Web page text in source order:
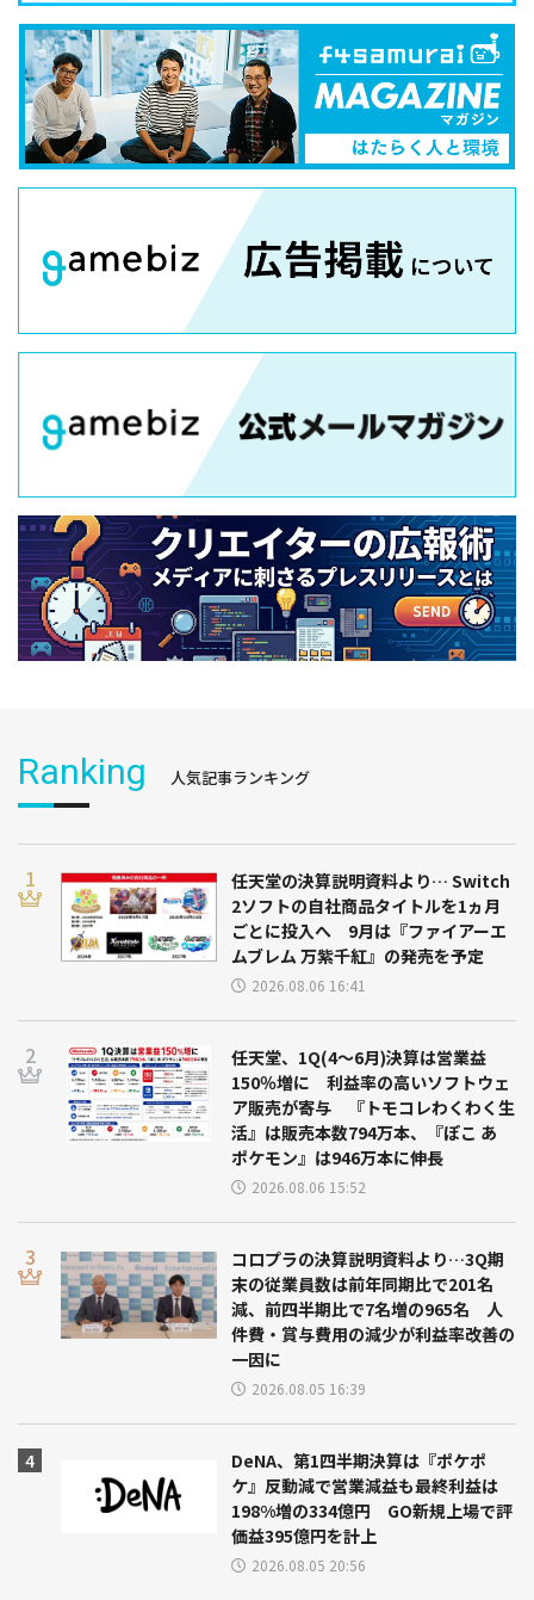
Ranking 人気記事ランキング
任天堂の決算説明資料より… Switch
2ソフトの自社商品タイトルを1ヵ月
ごとに投入へ 9月は『ファイアーエ
ムブレム 万紫千紅』の発売を予定
2026.08.06 16:41
任天堂、1Q(4～6月)決算は営業益
150％増に 利益率の高いソフトウェ
ア販売が寄与 『トモコレわくわく生
活』は販売本数794万本、『ぽこ あ
ポケモン』は946万本に伸長
2026.08.06 15:52
コロプラの決算説明資料より…3Q期
末の従業員数は前年同期比で201名
減、前四半期比で7名増の965名 人
件費・賞与費用の減少が利益率改善の
一因に
2026.08.05 16:39
DeNA、第1四半期決算は『ポケポ
ケ』反動減で営業減益も最終利益は
198%増の334億円 GO新規上場で評
価益395億円を計上
2026.08.05 20:56